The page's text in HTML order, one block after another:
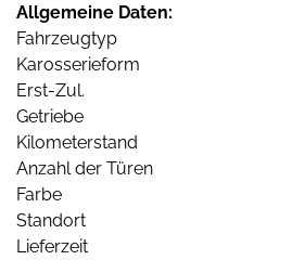
Allgemeine Daten:
Fahrzeugtyp
Karosserieform
Erst-Zul.
Getriebe
Kilometerstand
Anzahl der Türen
Farbe
Standort
Lieferzeit